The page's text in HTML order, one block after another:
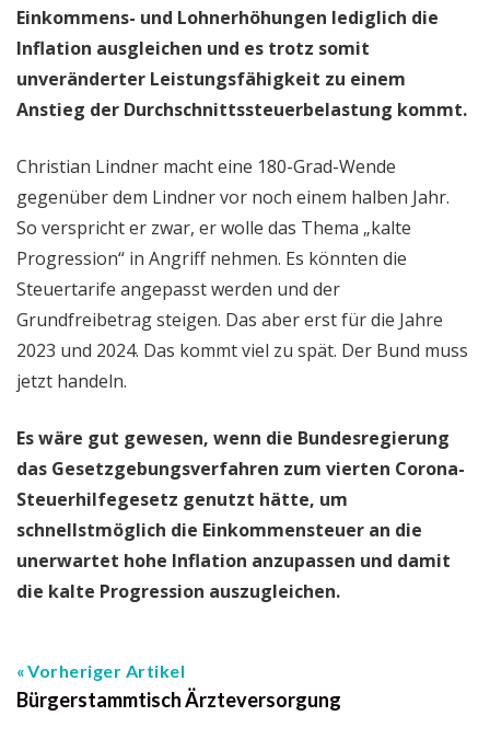
Einkommens- und Lohnerhöhungen lediglich die
Inflation ausgleichen und es trotz somit
unveränderter Leistungsfähigkeit zu einem
Anstieg der Durchschnittssteuerbelastung kommt.
Christian Lindner macht eine 180-Grad-Wende
gegenüber dem Lindner vor noch einem halben Jahr.
So verspricht er zwar, er wolle das Thema „kalte
Progression“ in Angriff nehmen. Es könnten die
Steuertarife angepasst werden und der
Grundfreibetrag steigen. Das aber erst für die Jahre
2023 und 2024. Das kommt viel zu spät. Der Bund muss
jetzt handeln.
Es wäre gut gewesen, wenn die Bundesregierung
das Gesetzgebungsverfahren zum vierten Corona-
Steuerhilfegesetz genutzt hätte, um
schnellstmöglich die Einkommensteuer an die
unerwartet hohe Inflation anzupassen und damit
die kalte Progression auszugleichen.
Vorheriger Artikel
Bürgerstammtisch Ärzteversorgung